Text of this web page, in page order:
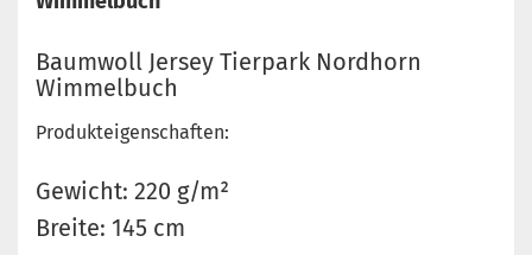
Baumwoll Jersey Tierpark Nordhorn
Wimmelbuch
Produkteigenschaften:
Gewicht: 220 g/m²
Breite: 145 cm